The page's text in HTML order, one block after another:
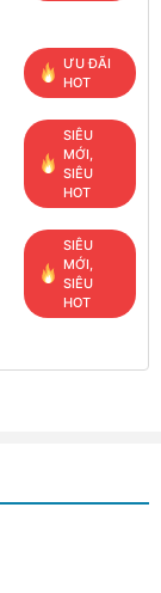
ƯU ĐÃI
HOT
SIÊU
MỚI,
SIÊU
HOT
SIÊU
MỚI,
SIÊU
HOT